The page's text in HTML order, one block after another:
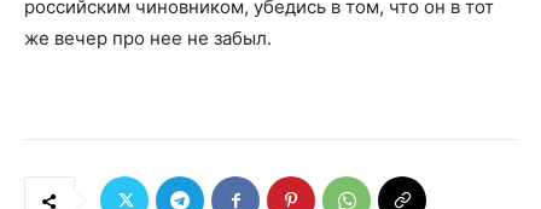
российским чиновником, убедись в том, что он в тот
же вечер про нее не забыл.